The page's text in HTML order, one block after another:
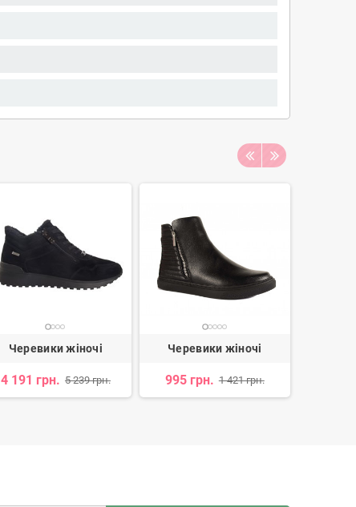
Черевики жіночі
4 191 грн. 5 239 грн.
Черевики жіночі
995 грн. 1 421 грн.